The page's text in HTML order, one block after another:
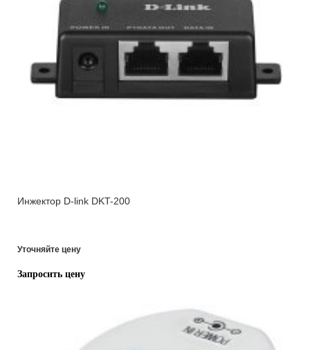
Инжектор D-link DKT-200
Уточняйте цену
Запросить цену